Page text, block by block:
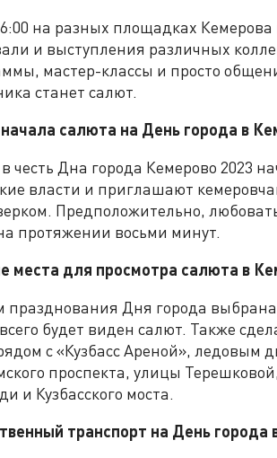
на разных площадках Кемерова
и выступления различных
мастер-классы и просто
станет салют.
салюта на День города в
честь Дна города Кемерово 2023
власти и приглашают
Предположительно,
протяжении восьми минут.
места для просмотра салюта в
празднования Дня города
будет виден салют. Также
с «Кузбасс Ареной», ледовым
проспекта, улицы
и Кузбасского моста.
транспорт на День города